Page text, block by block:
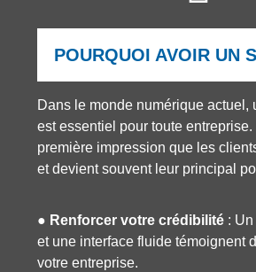
POURQUOI AVOIR UN
Dans le monde numérique actuel,
est essentiel pour toute
première impression que les
et devient souvent leur principal
● Renforcer votre crédibilité :
et une interface fluide témoignent
votre entreprise.